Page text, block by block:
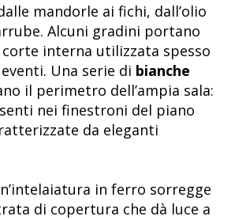
mandorle ai fichi, dall’olio
Alcuni gradini portano
corte interna utilizzata spesso
Una serie di bianche
il perimetro dell’ampia sala:
nei finestroni del piano
da eleganti
in ferro sorregge
di copertura che dà luce a